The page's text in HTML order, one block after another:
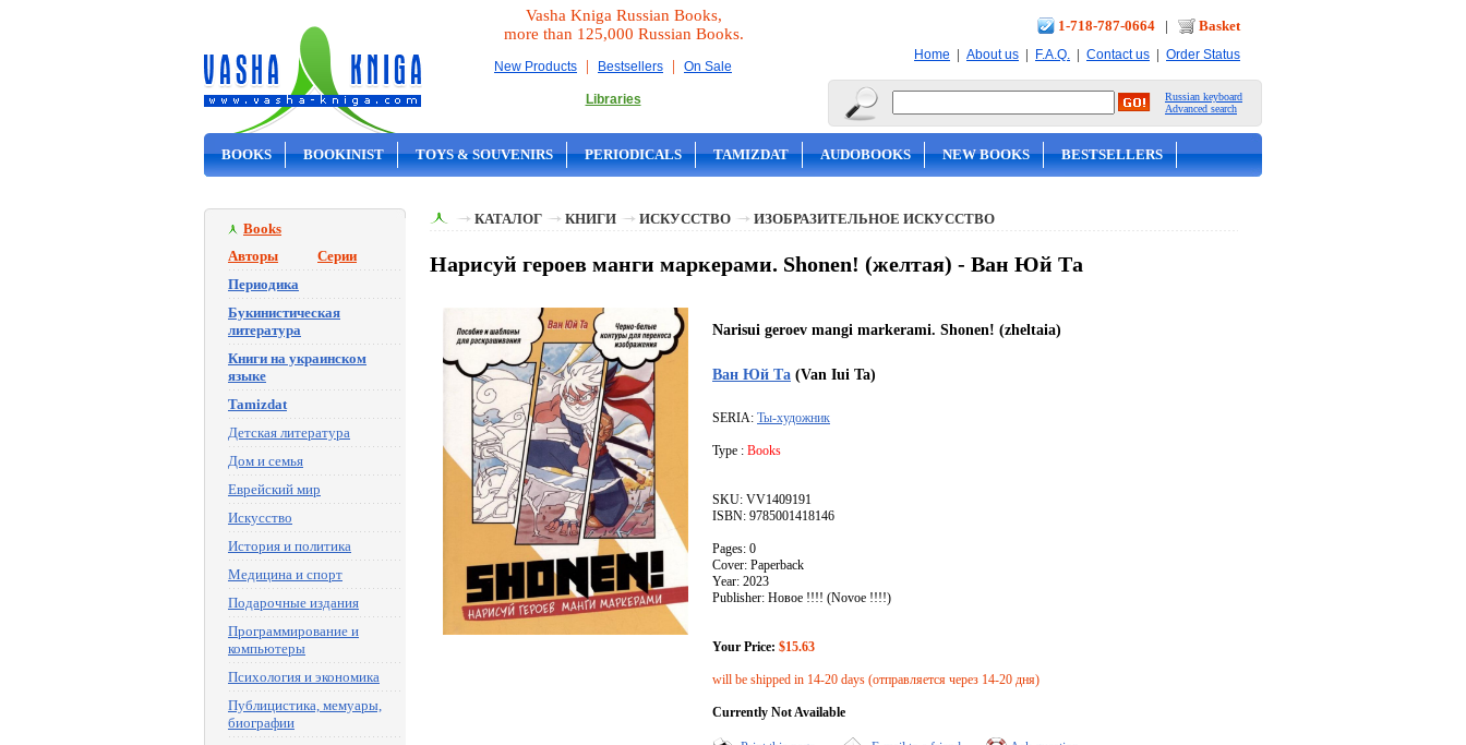
Vasha Kniga Russian Books,
more than 125,000 Russian Books.
New Products | Bestsellers | On Sale
Libraries
1-718-787-0664 | Basket
Home | About us | F.A.Q. | Contact us | Order Status
Russian keyboard
Advanced search
BOOKS BOOKINIST TOYS & SOUVENIRS PERIODICALS TAMIZDAT AUDOBOOKS NEW BOOKS BESTSELLERS
Books
Авторы
Серии
Периодика
Букинистическая
литература
Книги на украинском
языке
Tamizdat
Детская литература
Дом и семья
Еврейский мир
Искусство
История и политика
Медицина и спорт
Подарочные издания
Программирование и
компьютеры
Психология и экономика
Публицистика, мемуары,
биографии
КАТАЛОГ КНИГИ ИСКУССТВО ИЗОБРАЗИТЕЛЬНОЕ ИСКУССТВО
Нарисуй героев манги маркерами. Shonen! (желтая) - Ван Юй Та
Narisui geroev mangi markerami. Shonen! (zheltaia)
Ван Юй Та (Van Iui Ta)
SERIA: Ты-художник
Type : Books
SKU: VV1409191
ISBN: 9785001418146
Pages: 0
Cover: Paperback
Year: 2023
Publisher: Новое !!!! (Novoe !!!!)
Your Price: $15.63
will be shipped in 14-20 days (отправляется через 14-20 дня)
Currently Not Available